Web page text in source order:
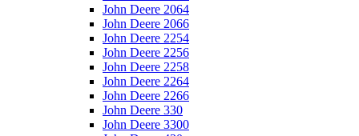
John Deere 2064
John Deere 2066
John Deere 2254
John Deere 2256
John Deere 2258
John Deere 2264
John Deere 2266
John Deere 330
John Deere 3300